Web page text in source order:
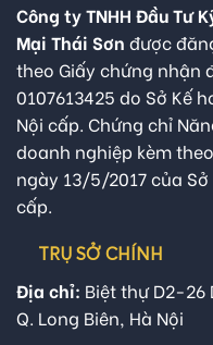
Công ty TNHH Đầu Tư
Mại Thái Sơn được
theo Giấy chứng nhận
0107613425 do Sở Kế
Nội cấp. Chứng chỉ
doanh nghiệp kèm
ngày 13/5/2017 của
cấp.
TRỤ SỞ CHÍNH
Địa chỉ: Biệt thự D2-26
Q. Long Biên, Hà Nội